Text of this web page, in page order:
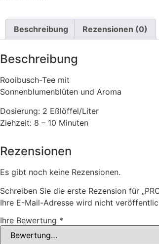
Beschreibung Rezensionen (0)
Beschreibung
Rooibusch-Tee mit
Sonnenblumenblüten und Aroma
Dosierung: 2 Eßlöffel/Liter
Ziehzeit: 8 – 10 Minuten
Rezensionen
Es gibt noch keine Rezensionen.
Schreiben Sie die erste Rezension für
Ihre E-Mail-Adresse wird nicht
Ihre Bewertung *